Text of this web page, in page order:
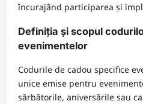
încurajând participarea și
Definiția și scopul
evenimentelor
Codurile de cadou specifice
unice emise pentru
sărbătorile, aniversările sau